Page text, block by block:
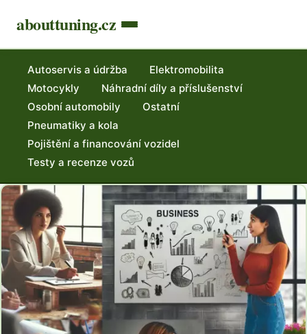
abouttuning.cz
Autoservis a údržba
Elektromobilita
Motocykly
Náhradní díly a příslušenství
Osobní automobily
Ostatní
Pneumatiky a kola
Pojištění a financování vozidel
Testy a recenze vozů